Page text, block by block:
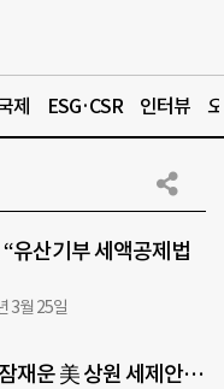
제 ESG·CSR 인터뷰
유산기부 세액공제법
3월 25일
잠재운 美 상원 세제안…